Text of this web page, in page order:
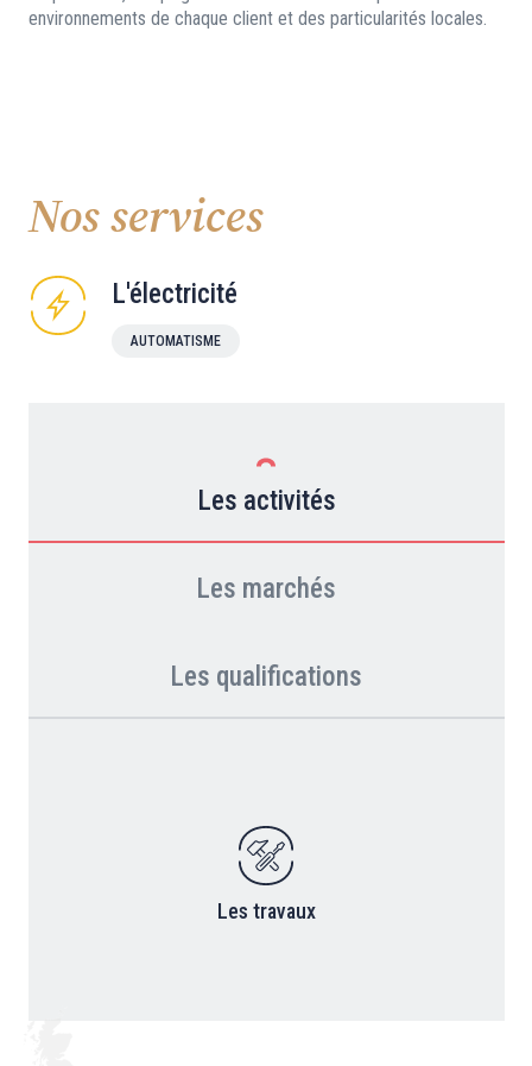
environnements de chaque client et des particularités locales.
Nos services
L'électricité
AUTOMATISME
Les activités
Les marchés
Les qualifications
Les travaux